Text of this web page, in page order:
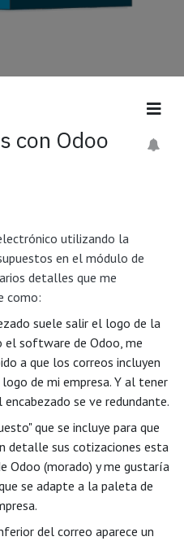
con Odoo
utilizando la
en el módulo de
detalles que me
como:
suele salir el logo de la
el software de Odoo, me
a que los correos incluyen
de mi empresa. Y al tener
se ve redundante.
que se incluye para que
detalle sus cotizaciones esta
Odoo (morado) y me gustaría
se adapte a la paleta de
del correo aparece un